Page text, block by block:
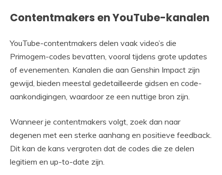
Contentmakers en YouTube-kanalen
YouTube-contentmakers delen vaak video’s die
Primogem-codes bevatten, vooral tijdens grote updates
of evenementen. Kanalen die aan Genshin Impact zijn
gewijd, bieden meestal gedetailleerde gidsen en code-
aankondigingen, waardoor ze een nuttige bron zijn.
Wanneer je contentmakers volgt, zoek dan naar
degenen met een sterke aanhang en positieve feedback.
Dit kan de kans vergroten dat de codes die ze delen
legitiem en up-to-date zijn.